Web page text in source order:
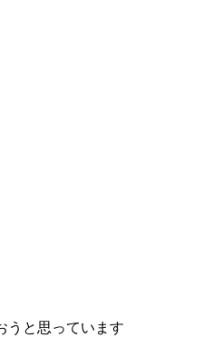
うと思っています